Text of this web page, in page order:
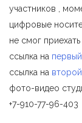
участников ,
цифровые
не смог
ссылка на
ссылка на
фото-видео
+7-910-77-96-403